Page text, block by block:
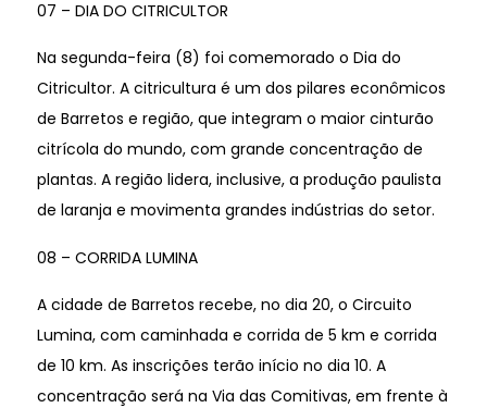
07 – DIA DO CITRICULTOR
Na segunda-feira (8) foi comemorado o Dia do
Citricultor. A citricultura é um dos pilares econômicos
de Barretos e região, que integram o maior cinturão
citrícola do mundo, com grande concentração de
plantas. A região lidera, inclusive, a produção paulista
de laranja e movimenta grandes indústrias do setor.
08 – CORRIDA LUMINA
A cidade de Barretos recebe, no dia 20, o Circuito
Lumina, com caminhada e corrida de 5 km e corrida
de 10 km. As inscrições terão início no dia 10. A
concentração será na Via das Comitivas, em frente à